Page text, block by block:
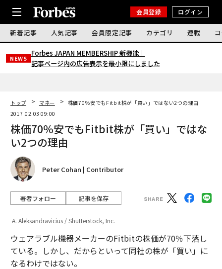
会員登録 ログイン
新着記事 人気記事 会員限定記事 カテゴリ 連載
NEWS
Forbes JAPAN MEMBERSHIP 新機能｜
記事ページ内の広告表示を最小限にしました
トップ マネー
株価70％安でもFitbit株が「買い」ではない2つの理由
2017.02.03 09:00
株価70％安でもFitbit株が「買い」ではな
い2つの理由
Peter Cohan | Contributor
著者フォロー 記事を保存
A. Aleksandravicius / Shutterstock, Inc.
ウェアラブル機器メーカーのFitbitの株価が70％下落し
ている。しかし、だからといって同社の株が「買い」に
なるわけではない。